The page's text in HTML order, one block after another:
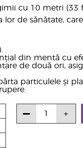
cu 10 metri (33
de sănătate,
din mentă cu
de două ori,
particulele și